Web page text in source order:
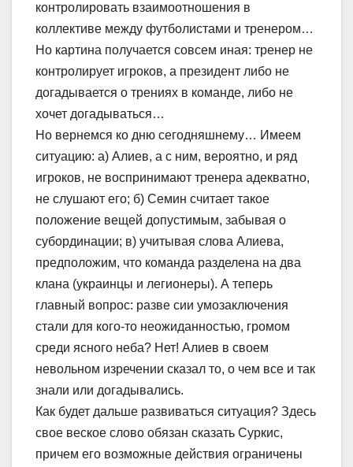
контролировать взаимоотношения в
коллективе между футболистами и тренером…
Но картина получается совсем иная: тренер не
контролирует игроков, а президент либо не
догадывается о трениях в команде, либо не
хочет догадываться…
Но вернемся ко дню сегодняшнему… Имеем
ситуацию: а) Алиев, а с ним, вероятно, и ряд
игроков, не воспринимают тренера адекватно,
не слушают его; б) Семин считает такое
положение вещей допустимым, забывая о
субординации; в) учитывая слова Алиева,
предположим, что команда разделена на два
клана (украинцы и легионеры). А теперь
главный вопрос: разве сии умозаключения
стали для кого-то неожиданностью, громом
среди ясного неба? Нет! Алиев в своем
невольном изречении сказал то, о чем все и так
знали или догадывались.
Как будет дальше развиваться ситуация? Здесь
свое веское слово обязан сказать Суркис,
причем его возможные действия ограничены